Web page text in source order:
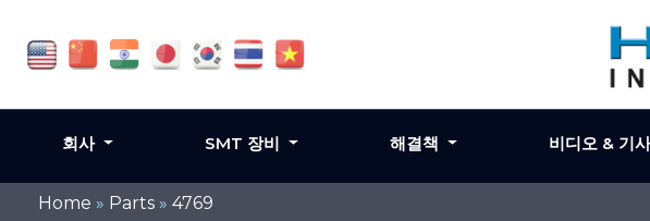
Home » Parts » 4769
회사 SMT 장비 해결책 비디오 & 기